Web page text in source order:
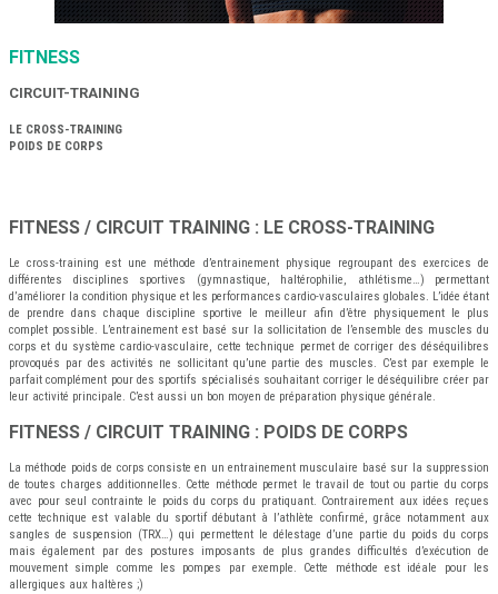
FITNESS
CIRCUIT-TRAINING
LE CROSS-TRAINING
POIDS DE CORPS
FITNESS / CIRCUIT TRAINING : LE CROSS-TRAINING
Le cross-training est une méthode d’entrainement physique regroupant des exercices de
différentes disciplines sportives (gymnastique, haltérophilie, athlétisme…) permettant
d’améliorer la condition physique et les performances cardio-vasculaires globales. L’idée étant
de prendre dans chaque discipline sportive le meilleur afin d’être physiquement le plus
complet possible. L’entrainement est basé sur la sollicitation de l’ensemble des muscles du
corps et du système cardio-vasculaire, cette technique permet de corriger des déséquilibres
provoqués par des activités ne sollicitant qu’une partie des muscles. C’est par exemple le
parfait complément pour des sportifs spécialisés souhaitant corriger le déséquilibre créer par
leur activité principale. C’est aussi un bon moyen de préparation physique générale.
FITNESS / CIRCUIT TRAINING : POIDS DE CORPS
La méthode poids de corps consiste en un entrainement musculaire basé sur la suppression
de toutes charges additionnelles. Cette méthode permet le travail de tout ou partie du corps
avec pour seul contrainte le poids du corps du pratiquant. Contrairement aux idées reçues
cette technique est valable du sportif débutant à l’athlète confirmé, grâce notamment aux
sangles de suspension (TRX…) qui permettent le délestage d’une partie du poids du corps
mais également par des postures imposants de plus grandes difficultés d’exécution de
mouvement simple comme les pompes par exemple. Cette méthode est idéale pour les
allergiques aux haltères ;)